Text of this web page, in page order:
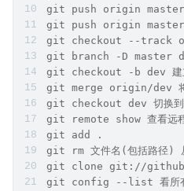
git push origin
git push origin
git checkout --track
git branch -D master
git checkout -b dev 建立
git merge origin/dev 将分
git checkout dev 切换到
git remote show 查看远
git add .
git rm 文件名(包括路径)
git clone git://
git config --list 看所有